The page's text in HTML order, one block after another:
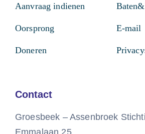
Aanvraag indienen
Oorsprong
Doneren
E-mail
Contact
Groesbeek – Assenbroek
Emmalaan 25